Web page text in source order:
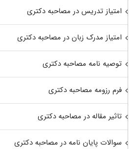
امتیاز تدریس در مصاحبه دکتری
امتیاز مدرک زبان در مصاحبه دکتری
توصیه نامه مصاحبه دکتری
فرم رزومه مصاحبه دکتری
تاثیر مقاله در مصاحبه دکتری
سوالات پایان نامه در مصاحبه دکتری